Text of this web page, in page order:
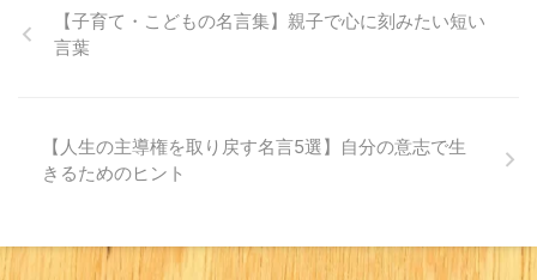
【子育て・こどもの名言集】親子で心に刻みたい短い
言葉
【人生の主導権を取り戻す名言5選】自分の意志で生
きるためのヒント